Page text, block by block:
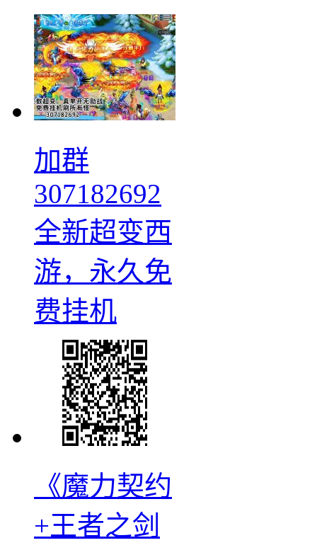
加群
307182692
全新超变西
游，永久免
费挂机
《魔力契约
+王者之剑